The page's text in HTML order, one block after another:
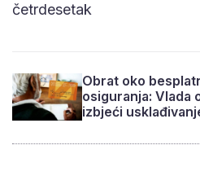
četrdesetak
Obrat oko
osiguranja: Vlada
izbjeći